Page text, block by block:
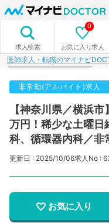
求人検索 お気に入り求人
0
医師求人・転職のマイナビ
非常勤(アルバイト)求人
【神奈川県／横浜
万円！稀少な土曜日
科、循環器内科／非
更新日 : 2025/10/06求人No :
お気に入り